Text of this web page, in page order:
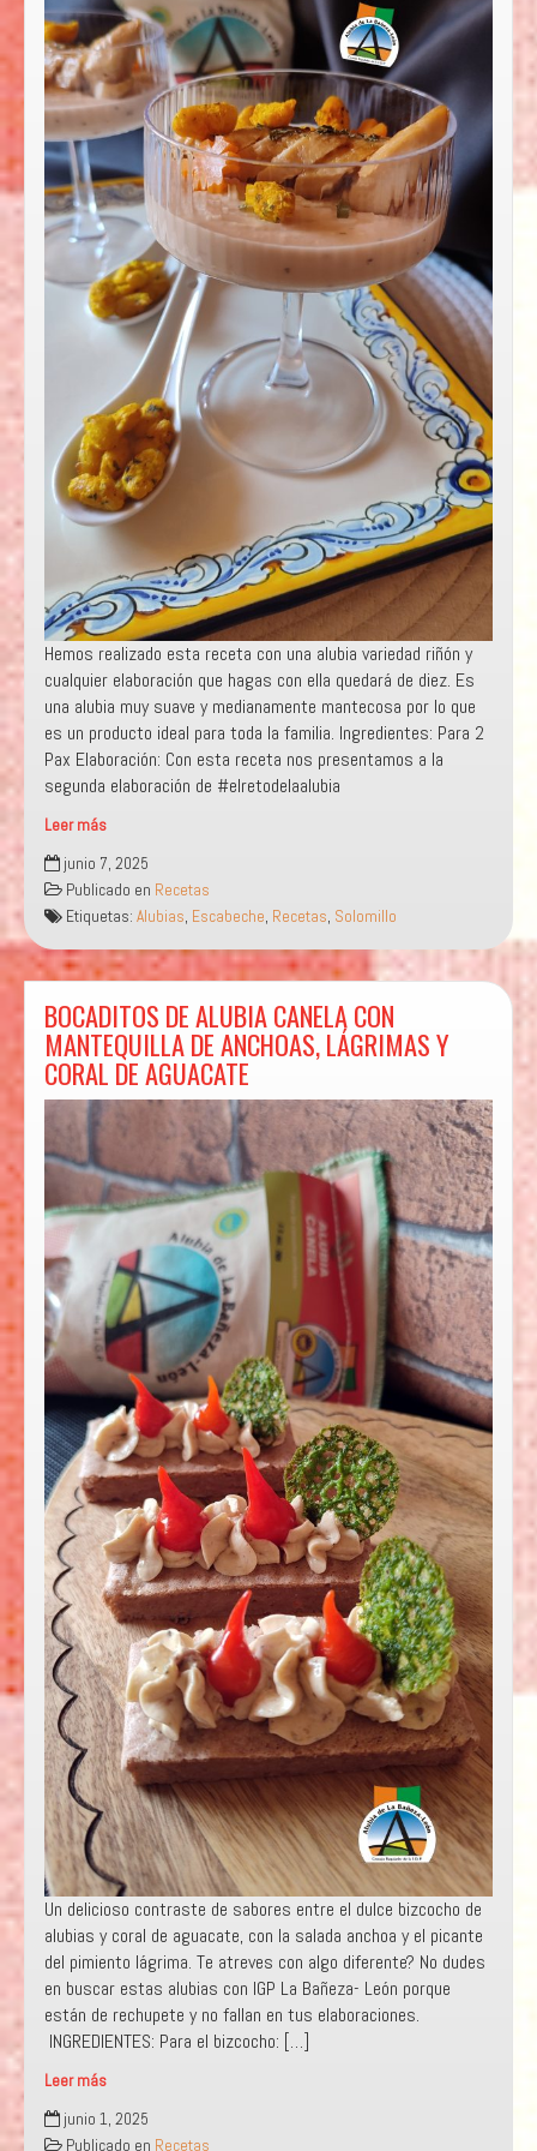
Hemos realizado esta receta con una alubia variedad riñón y
cualquier elaboración que hagas con ella quedará de diez. Es
una alubia muy suave y medianamente mantecosa por lo que
es un producto ideal para toda la familia. Ingredientes: Para 2
Pax Elaboración: Con esta receta nos presentamos a la
segunda elaboración de #elretodelaalubia
Leer más
CREMA
DE
ALUBIAS
EN
ESCABECHE
CON
A
LA
ANTIGUA
Publicado en
BOCADITOS DE ALUBIA CANELA CON
MANTEQUILLA DE ANCHOAS, LÁGRIMAS Y
CORAL DE AGUACATE
Un delicioso contraste de sabores entre el dulce bizcocho de
alubias y coral de aguacate, con la salada anchoa y el picante
del pimiento lágrima. Te atreves con algo diferente? No dudes
en buscar estas alubias con IGP La Bañeza- León porque
están de rechupete y no fallan en tus elaboraciones.
INGREDIENTES: Para el bizcocho: […]
Leer más
BOCADITOS
DE
ALUBIA
Publicado en